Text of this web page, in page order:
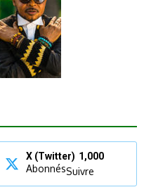
X (Twitter) 1,000
AbonnésSuivre